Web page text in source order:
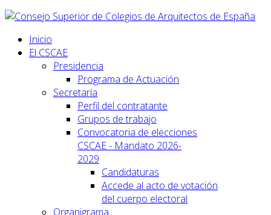
Inicio
El CSCAE
Presidencia
Programa de Actuación
Secretaría
Perfil del contratante
Grupos de trabajo
Convocatoria de elecciones
CSCAE - Mandato 2026-
2029
Candidaturas
Accede al acto de votación
del cuerpo electoral
Organigrama